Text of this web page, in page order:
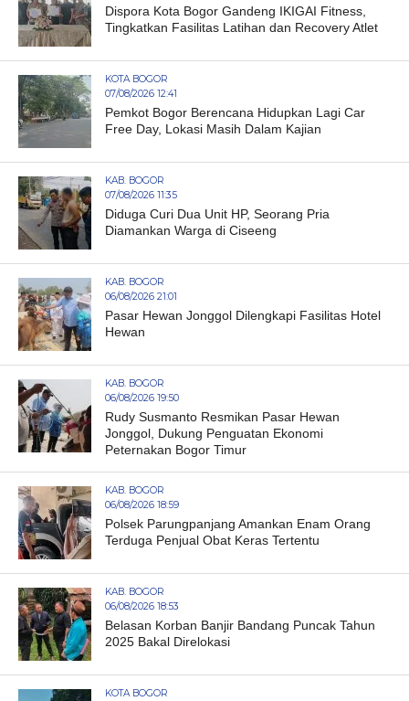
Dispora Kota Bogor Gandeng IKIGAI Fitness,
Tingkatkan Fasilitas Latihan dan Recovery Atlet
KOTA BOGOR
07/08/2026 12:41
Pemkot Bogor Berencana Hidupkan Lagi Car
Free Day, Lokasi Masih Dalam Kajian
KAB. BOGOR
07/08/2026 11:35
Diduga Curi Dua Unit HP, Seorang Pria
Diamankan Warga di Ciseeng
KAB. BOGOR
06/08/2026 21:01
Pasar Hewan Jonggol Dilengkapi Fasilitas Hotel
Hewan
KAB. BOGOR
06/08/2026 19:50
Rudy Susmanto Resmikan Pasar Hewan
Jonggol, Dukung Penguatan Ekonomi
Peternakan Bogor Timur
KAB. BOGOR
06/08/2026 18:59
Polsek Parungpanjang Amankan Enam Orang
Terduga Penjual Obat Keras Tertentu
KAB. BOGOR
06/08/2026 18:53
Belasan Korban Banjir Bandang Puncak Tahun
2025 Bakal Direlokasi
KOTA BOGOR